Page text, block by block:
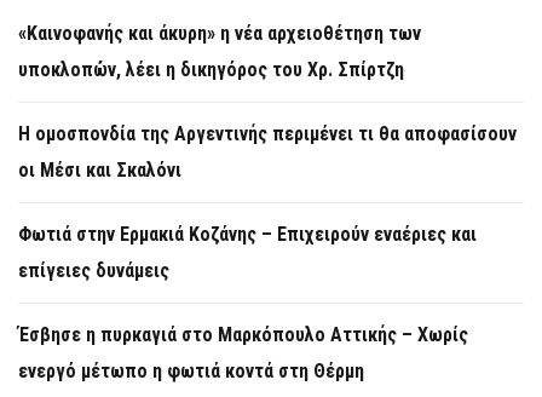
«Καινοφανής και άκυρη» η νέα αρχειοθέτηση των
υποκλοπών, λέει η δικηγόρος του Χρ. Σπίρτζη
Η ομοσπονδία της Αργεντινής περιμένει τι θα αποφασίσουν
οι Μέσι και Σκαλόνι
Φωτιά στην Ερμακιά Κοζάνης – Επιχειρούν εναέριες και
επίγειες δυνάμεις
Έσβησε η πυρκαγιά στο Μαρκόπουλο Αττικής – Χωρίς
ενεργό μέτωπο η φωτιά κοντά στη Θέρμη